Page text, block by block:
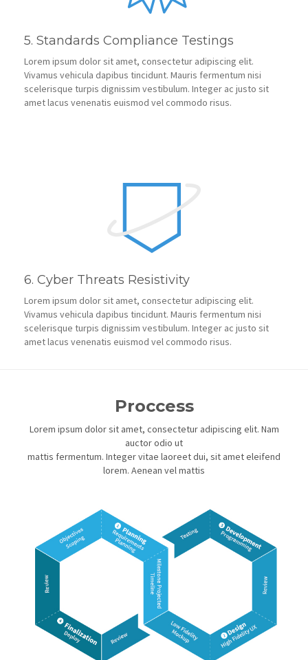
5. Standards Compliance Testings
Lorem ipsum dolor sit amet, consectetur adipiscing elit.
Vivamus vehicula dapibus tincidunt. Mauris fermentum nisi
scelerisque turpis dignissim vestibulum. Integer ac justo sit
amet lacus venenatis euismod vel commodo risus.
6. Cyber Threats Resistivity
Lorem ipsum dolor sit amet, consectetur adipiscing elit.
Vivamus vehicula dapibus tincidunt. Mauris fermentum nisi
scelerisque turpis dignissim vestibulum. Integer ac justo sit
amet lacus venenatis euismod vel commodo risus.
Proccess
Lorem ipsum dolor sit amet, consectetur adipiscing elit. Nam
auctor odio ut
mattis fermentum. Integer vitae laoreet dui, sit amet eleifend
lorem. Aenean vel mattis